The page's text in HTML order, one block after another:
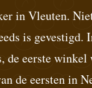
in Vleuten.
is gevestigd.
de eerste winkel
de eersten in